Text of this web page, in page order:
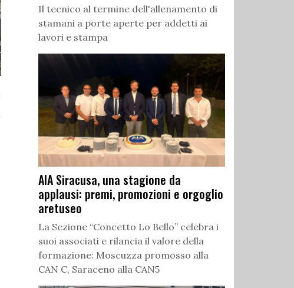
Il tecnico al termine dell'allenamento di
stamani a porte aperte per addetti ai
lavori e stampa
AIA Siracusa, una stagione da
applausi: premi, promozioni e orgoglio
aretuseo
La Sezione “Concetto Lo Bello” celebra i
suoi associati e rilancia il valore della
formazione: Moscuzza promosso alla
CAN C, Saraceno alla CAN5